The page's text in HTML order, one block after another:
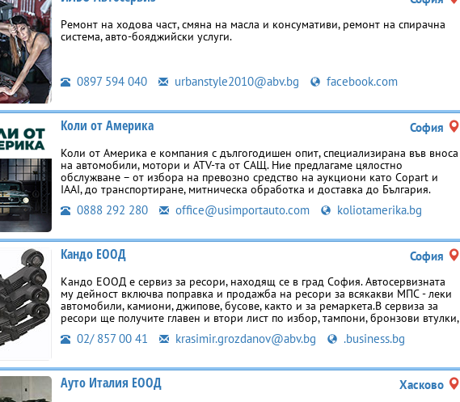
Ремонт на ходова част, смяна на масла и консумативи, ремонт на спирачна
система, авто-бояджийски услуги.
0897 594 040 urbanstyle2010@abv.bg facebook.com
Коли от Америка София
Коли от Америка е компания с дългогодишен опит, специализирана във вноса
на автомобили, мотори и ATV-та от САЩ. Ние предлагаме цялостно
обслужване – от избора на превозно средство на аукциони като Copart и
IAAI, до транспортиране, митническа обработка и доставка до България.
0888 292 280 office@usimportauto.com koliotamerika.bg
Кандо ЕООД София
Кандо ЕООД е сервиз за ресори, находящ се в град София. Автосервизната
му дейност включва поправка и продажба на ресори за всякакви МПС - леки
автомобили, камиони, джипове, бусове, както и за ремаркета.В сервиза за
ресори ще получите главен и втори лист по избор, тампони, бронзови втулки,
02/ 857 00 41 krasimir.grozdanov@abv.bg .business.bg
Ауто Италия ЕООД Хасково